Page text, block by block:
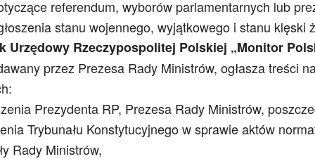
referendum, wyborów parlamentarnych lub
stanu wojennego, wyjątkowego i stanu klęski
Urzędowy Rzeczypospolitej Polskiej „Monitor
przez Prezesa Rady Ministrów, ogłasza treści
Prezydenta RP, Prezesa Rady Ministrów,
Trybunału Konstytucyjnego w sprawie aktów
Rady Ministrów,